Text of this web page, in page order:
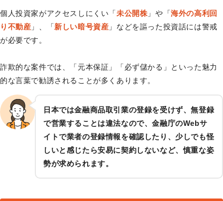
個人投資家がアクセスしにくい「未公開株 」や「海外の高利回
り不動産 」、「新しい暗号資産 」などを謳った投資話には警戒
が必要です。
詐欺的な案件では、「元本保証」「必ず儲かる」といった魅力
的な言葉で勧誘されることが多くあります。
日本では金融商品取引業の登録を受けず、無登録
で営業することは違法なので、金融庁のWebサ
イトで業者の登録情報を確認したり、少しでも怪
しいと感じたら安易に契約しないなど、慎重な姿
勢が求められます。